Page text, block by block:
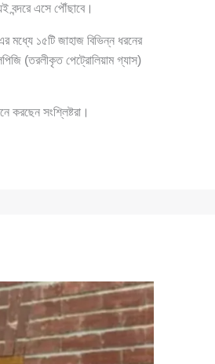
বন্দরে এসে পৌঁছাবে।
মধ্যে ১৫টি জাহাজ বিভিন্ন ধরনের
(তরলীকৃত পেট্রোলিয়াম গ্যাস)
করছেন সংশ্লিষ্টরা।